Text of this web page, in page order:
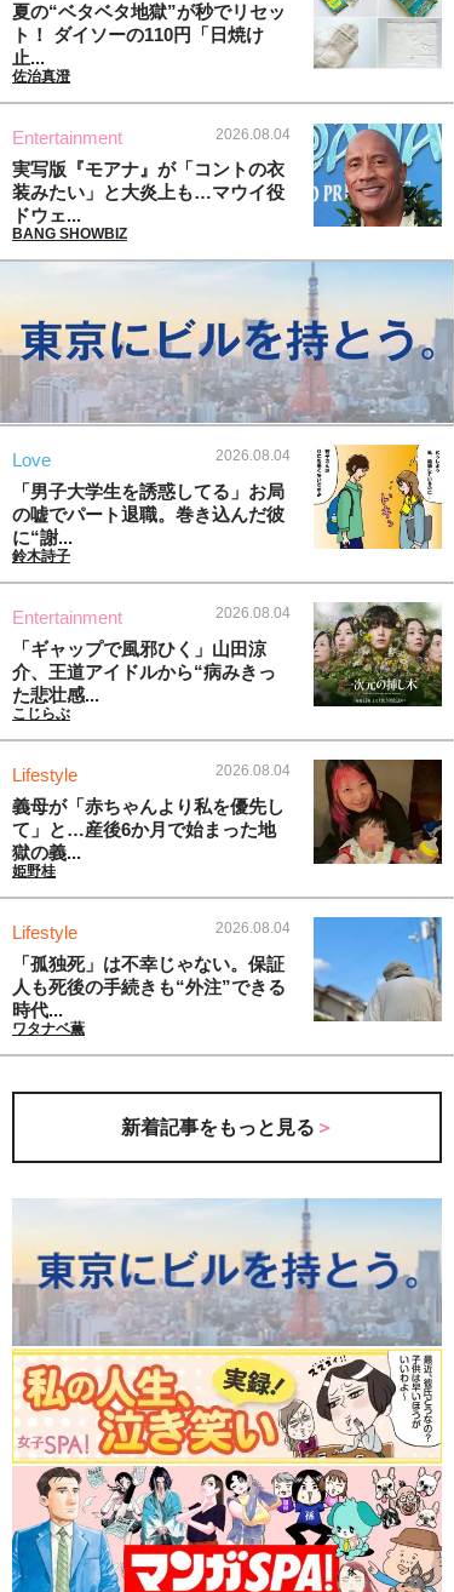
夏の“ベタベタ地獄”が秒でリセッ
ト！ ダイソーの110円「日焼け
止...
佐治真澄
Entertainment 2026.08.04
実写版『モアナ』が「コントの衣
装みたい」と大炎上も…マウイ役
ドウェ...
BANG SHOWBIZ
Love 2026.08.04
「男子大学生を誘惑してる」お局
の嘘でパート退職。巻き込んだ彼
に“謝...
鈴木詩子
Entertainment 2026.08.04
「ギャップで風邪ひく」山田涼
介、王道アイドルから“病みきっ
た悲壮感...
こじらぶ
Lifestyle 2026.08.04
義母が「赤ちゃんより私を優先し
て」と…産後6か月で始まった地
獄の義...
姫野桂
Lifestyle 2026.08.04
「孤独死」は不幸じゃない。保証
人も死後の手続きも“外注”できる
時代...
ワタナベ薫
新着記事をもっと見る